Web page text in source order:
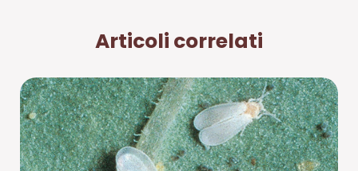
Articoli correlati